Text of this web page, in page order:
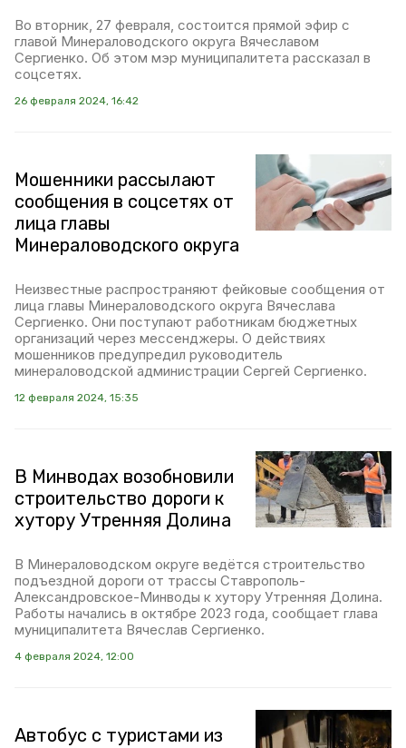
Во вторник, 27 февраля, состоится прямой эфир с
главой Минераловодского округа Вячеславом
Сергиенко. Об этом мэр муниципалитета рассказал в
соцсетях.
26 февраля 2024, 16:42
Мошенники рассылают
сообщения в соцсетях от
лица главы
Минераловодского округа
Неизвестные распространяют фейковые сообщения от
лица главы Минераловодского округа Вячеслава
Сергиенко. Они поступают работникам бюджетных
организаций через мессенджеры. О действиях
мошенников предупредил руководитель
минераловодской администрации Сергей Сергиенко.
12 февраля 2024, 15:35
В Минводах возобновили
строительство дороги к
хутору Утренняя Долина
В Минераловодском округе ведётся строительство
подъездной дороги от трассы Ставрополь-
Александровское-Минводы к хутору Утренняя Долина.
Работы начались в октябре 2023 года, сообщает глава
муниципалитета Вячеслав Сергиенко.
4 февраля 2024, 12:00
Автобус с туристами из